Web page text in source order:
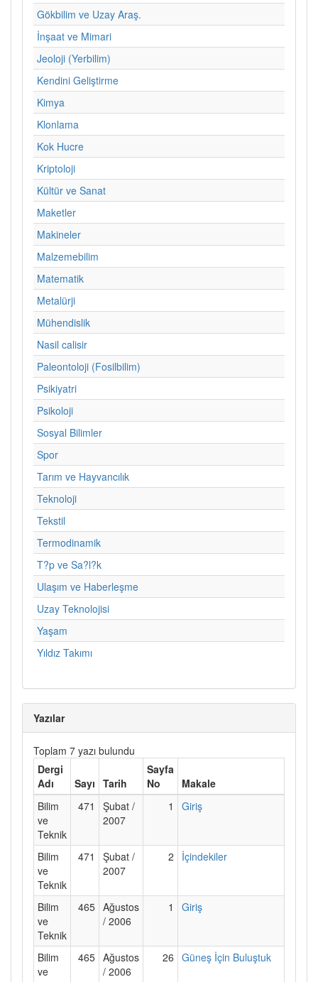
Gökbilim ve Uzay Araş.
İnşaat ve Mimari
Jeoloji (Yerbilim)
Kendini Geliştirme
Kimya
Klonlama
Kok Hucre
Kriptoloji
Kültür ve Sanat
Maketler
Makineler
Malzemebilim
Matematik
Metalürji
Mühendislik
Nasil calisir
Paleontoloji (Fosilbilim)
Psikiyatri
Psikoloji
Sosyal Bilimler
Spor
Tarım ve Hayvancılık
Teknoloji
Tekstil
Termodinamik
T?p ve Sa?l?k
Ulaşım ve Haberleşme
Uzay Teknolojisi
Yaşam
Yıldız Takımı
Yazılar
Toplam 7 yazı bulundu
Dergi
Adı
Sayı Tarih
Sayfa
No
Makale
Bilim
ve
Teknik
471
Şubat /
2007
1 Giriş
Bilim
ve
Teknik
471
Şubat /
2007
2 İçindekiler
Bilim
ve
Teknik
465 Ağustos
/ 2006
1 Giriş
Bilim
ve
465 Ağustos
/ 2006
26 Güneş İçin Buluştuk